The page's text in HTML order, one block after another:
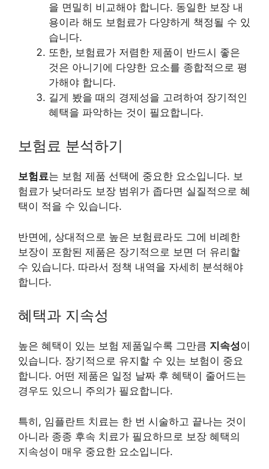
을 면밀히 비교해야 합니다. 동일한 보장 내
용이라 해도 보험료가 다양하게 책정될 수 있
습니다.
또한, 보험료가 저렴한 제품이 반드시 좋은
것은 아니기에 다양한 요소를 종합적으로 평
가해야 합니다.
길게 봤을 때의 경제성을 고려하여 장기적인
혜택을 파악하는 것이 필요합니다.
보험료 분석하기
보험료는 보험 제품 선택에 중요한 요소입니다. 보
험료가 낮더라도 보장 범위가 좁다면 실질적으로 혜
택이 적을 수 있습니다.
반면에, 상대적으로 높은 보험료라도 그에 비례한
보장이 포함된 제품은 장기적으로 보면 더 유리할
수 있습니다. 따라서 정책 내역을 자세히 분석해야
합니다.
혜택과 지속성
높은 혜택이 있는 보험 제품일수록 그만큼 지속성이
있습니다. 장기적으로 유지할 수 있는 보험이 중요
합니다. 어떤 제품은 일정 날짜 후 혜택이 줄어드는
경우도 있으니 주의가 필요합니다.
특히, 임플란트 치료는 한 번 시술하고 끝나는 것이
아니라 종종 후속 치료가 필요하므로 보장 혜택의
지속성이 매우 중요한 요소입니다.